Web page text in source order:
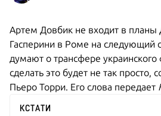
Артем Довбик не входит в
Гасперини в Роме на следующий
думают о трансфере
сделать это будет не так просто,
Пьеро Торри. Его слова передает
КСТАТИ